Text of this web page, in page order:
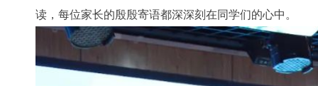
读，每位家长的殷殷寄语都深深刻在同学们的心中。